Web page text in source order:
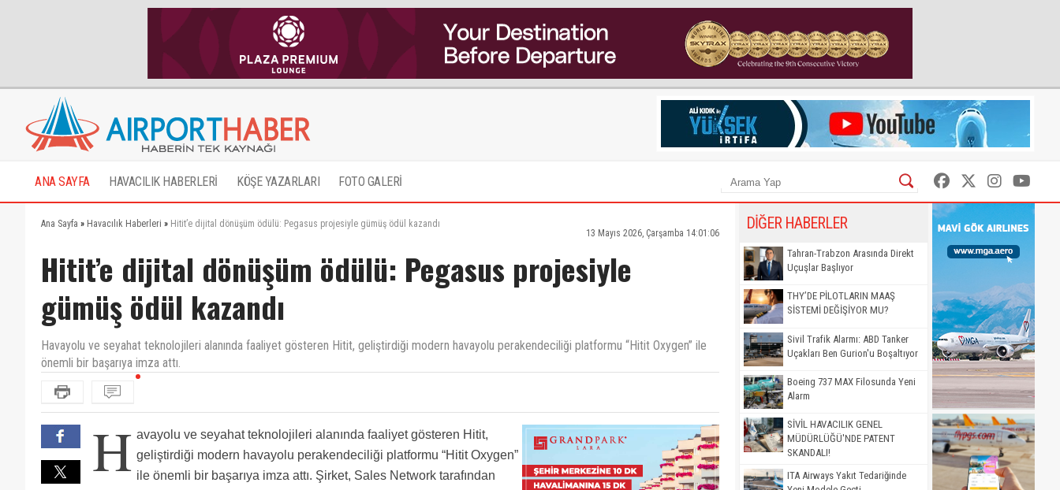
ANA SAYFA HAVACILIK HABERLERİ KÖŞE YAZARLARI FOTO GALERİ
Ana Sayfa » Havacılık Haberleri » Hitit’e dijital dönüşüm ödülü: Pegasus projesiyle gümüş ödül kazandı
13 Mayıs 2026, Çarşamba 14:01:06
Hitit’e dijital dönüşüm ödülü: Pegasus projesiyle
gümüş ödül kazandı
Havayolu ve seyahat teknolojileri alanında faaliyet gösteren Hitit, geliştirdiği modern havayolu perakendeciliği platformu “Hitit Oxygen” ile
önemli bir başarıya imza attı.
H avayolu ve seyahat teknolojileri alanında faaliyet gösteren Hitit,
geliştirdiği modern havayolu perakendeciliği platformu “Hitit Oxygen”
ile önemli bir başarıya imza attı. Şirket, Sales Network tarafından
DİĞER HABERLER
Tahran-Trabzon Arasında Direkt
Uçuşlar Başlıyor
THY’DE PİLOTLARIN MAAŞ
SİSTEMİ DEĞİŞİYOR MU?
Sivil Trafik Alarmı: ABD Tanker
Uçakları Ben Gurion'u Boşaltıyor
Boeing 737 MAX Filosunda Yeni
Alarm
SİVİL HAVACILIK GENEL
MÜDÜRLÜĞÜ'NDE PATENT
SKANDALI!
ITA Airways Yakıt Tedariğinde